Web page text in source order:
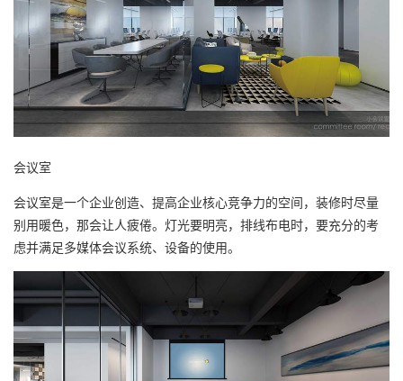
会议室
会议室是一个企业创造、提高企业核心竞争力的空间，装修时尽量
别用暖色，那会让人疲倦。灯光要明亮，排线布电时，要充分的考
虑并满足多媒体会议系统、设备的使用。